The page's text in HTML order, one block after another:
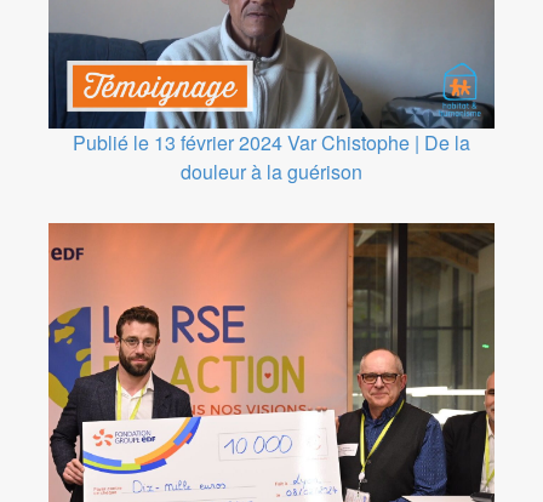
Publié le 13 février 2024VarChistophe | De la
douleur à la guérison